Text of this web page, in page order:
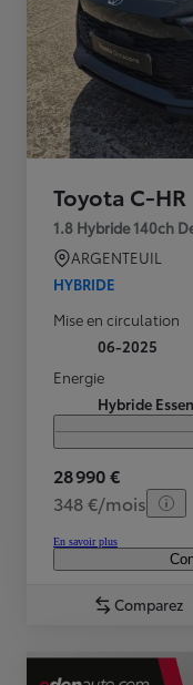
Toyota C-HR
1.8 Hybride 140ch
ARGENTEUIL
HYBRIDE
Mise en circulation
06-2025
Energie
Hybride
28 990 €
348 €/mois
En savoir plus
Comparez